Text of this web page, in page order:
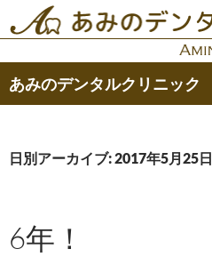
ン
ツ
キ
あみのデンタルクリニック
索
日別アーカイブ: 2017年5月25日
6年！